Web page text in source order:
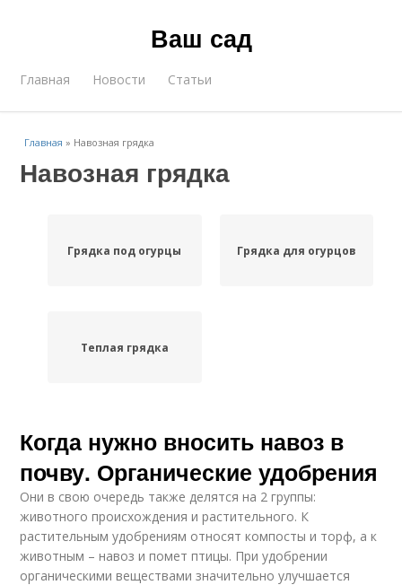
Ваш сад
Главная Новости Статьи
Главная » Навозная грядка
Навозная грядка
Грядка под огурцы Грядка для огурцов
Теплая грядка
Когда нужно вносить навоз в
почву. Органические удобрения
Они в свою очередь также делятся на 2 группы:
животного происхождения и растительного. К
растительным удобрениям относят компосты и торф, а к
животным – навоз и помет птицы. При удобрении
органическими веществами значительно улучшается